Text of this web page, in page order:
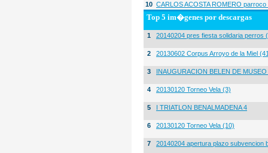
10 CARLOS ACOSTA ROMERO
Top 5 im�genes por descargas
1 20140204 pres fiesta solidaria perros
2 20130602 Corpus Arroyo de la Miel
3 INAUGURACION BELEN DE
4 20130120 Torneo Vela (3)
5 I TRIATLON BENALMADENA 4
6 20130120 Torneo Vela (10)
7 20140204 apertura plazo subvencion